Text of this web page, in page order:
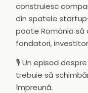
construiesc
din spatele
poate România să
fondatori,
🎙️ Un episod
trebuie să
împreună.